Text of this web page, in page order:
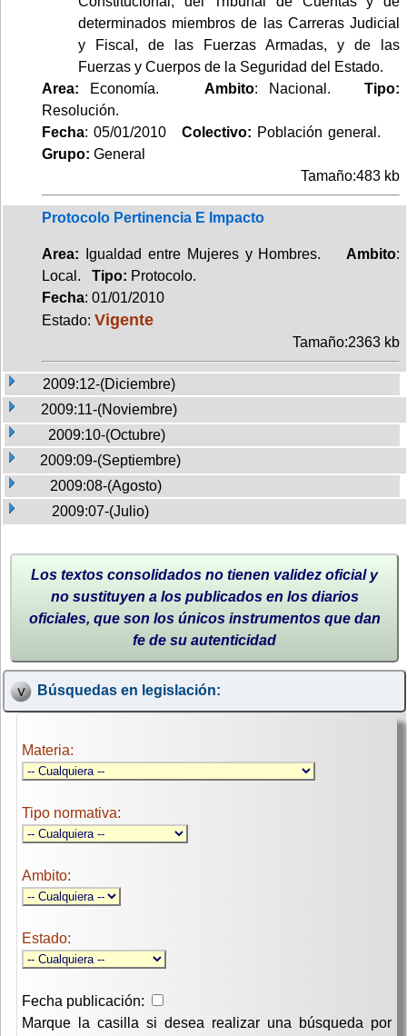
determinados miembros de las Carreras Judicial
y Fiscal, de las Fuerzas Armadas, y de las
Fuerzas y Cuerpos de la Seguridad del Estado.
Area: Economía. Ambito: Nacional.Tipo:
Resolución.
Fecha: 05/01/2010Colectivo: Población general.
Grupo: General
Tamaño:483 kb
Protocolo Pertinencia E Impacto
Area: Igualdad entre Mujeres y Hombres. Ambito:
Local. Tipo: Protocolo.
Fecha: 01/01/2010
Estado: Vigente
Tamaño:2363 kb
2009:12-(Diciembre)
2009:11-(Noviembre)
2009:10-(Octubre)
2009:09-(Septiembre)
2009:08-(Agosto)
2009:07-(Julio)
Los textos consolidados no tienen validez oficial y
no sustituyen a los publicados en los diarios
oficiales, que son los únicos instrumentos que dan
fe de su autenticidad
Búsquedas en legislación:
Materia:
Tipo normativa:
Ambito:
Estado:
Fecha publicación:
Marque la casilla si desea realizar una búsqueda por